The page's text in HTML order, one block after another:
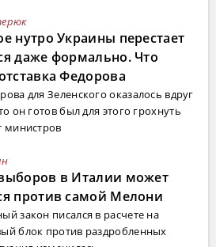
нутро Украины перестает
даже формально. Что
Федорова
для Зеленского оказалось вдруг
он готов был для этого грохнуть
министров
в Италии может
против самой Мелони
закон писался в расчете на
блок против раздробленных